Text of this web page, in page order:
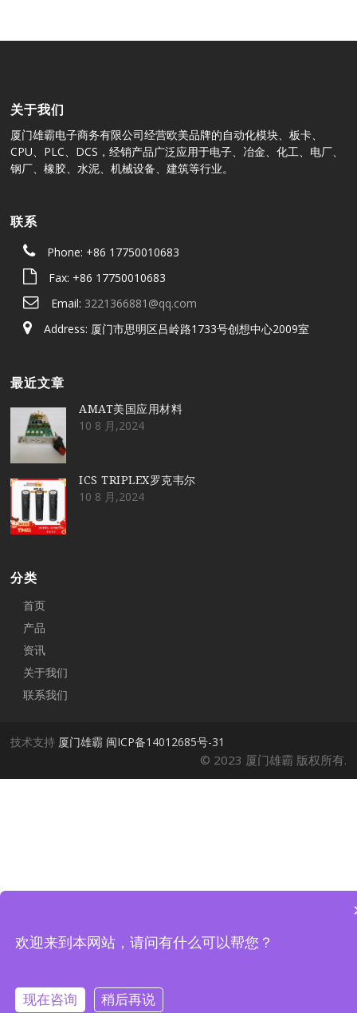
关于我们
厦门雄霸电子商务有限公司经营欧美品牌的自动化模块、板卡、
CPU、PLC、DCS，经销产品广泛应用于电子、冶金、化工、电厂、
钢厂、橡胶、水泥、机械设备、建筑等行业。
联系
Phone: +86 17750010683
Fax: +86 17750010683
Email: 3221366881@qq.com
Address: 厦门市思明区吕岭路1733号创想中心2009室
最近文章
AMAT美国应用材料
10 8 月,2024
ICS TRIPLEX罗克韦尔
10 8 月,2024
分类
首页
产品
资讯
关于我们
联系我们
技术支持 厦门雄霸 闽ICP备14012685号-31
© 2023 厦门雄霸 版权所有.
欢迎来到本网站，请问有什么可以帮您？
现在咨询 稍后再说